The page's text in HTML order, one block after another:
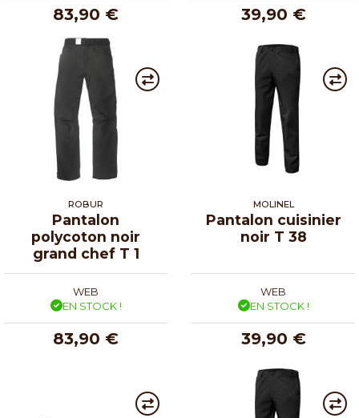
83,90 € 39,90 €
ROBUR
Pantalon
polycoton noir
grand chef T 1
WEB
EN STOCK !
83,90 €
MOLINEL
Pantalon cuisinier
noir T 38
WEB
EN STOCK !
39,90 €